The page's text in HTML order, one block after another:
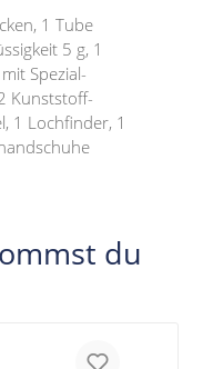
1 Tube
5 g, 1
Spezial-
Kunststoff-
1 Lochfinder, 1
du